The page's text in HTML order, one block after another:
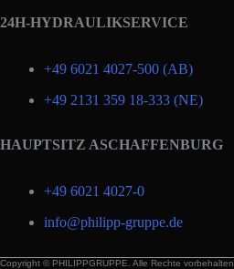
24H-HYDRAULIKSERVICE
+49 6021 4027-500 (AB)
+49 2131 359 18-333 (NE)
HAUPTSITZ ASCHAFFENBURG
+49 6021 4027-0
info@philipp-gruppe.de
Copyright © PHILIPPGRUPPE. Alle Rechte vorbehalten.